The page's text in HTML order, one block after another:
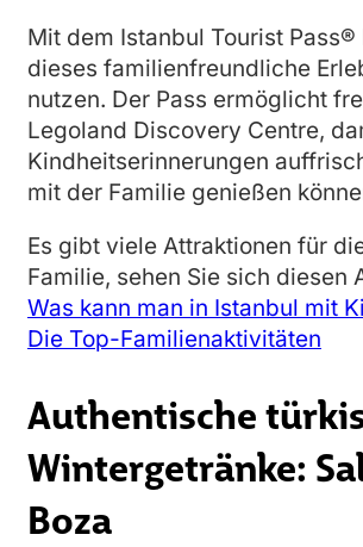
Mit dem Istanbul Tourist Pass®
dieses familienfreundliche
nutzen. Der Pass ermöglicht
Legoland Discovery Centre,
Kindheitserinnerungen
mit der Familie genießen
Es gibt viele Attraktionen für
Familie, sehen Sie sich diesen
Was kann man in Istanbul mit
Die Top-Familienaktivitäten
Authentische
Wintergetränke:
Boza